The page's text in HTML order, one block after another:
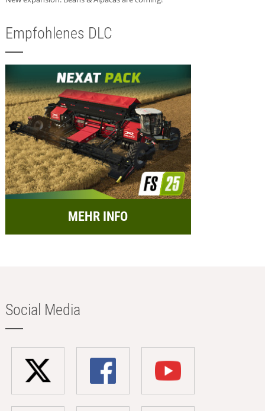
Empfohlenes DLC
MEHR INFO
Social Media